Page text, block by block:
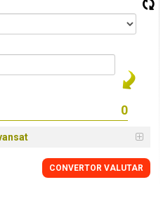
CONVERTOR VALUTAR